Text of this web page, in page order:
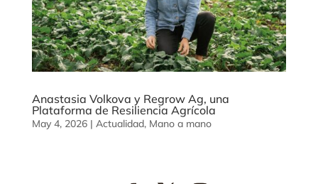
Anastasia Volkova y Regrow Ag, una
Plataforma de Resiliencia Agrícola
May 4, 2026| Actualidad, Mano a mano